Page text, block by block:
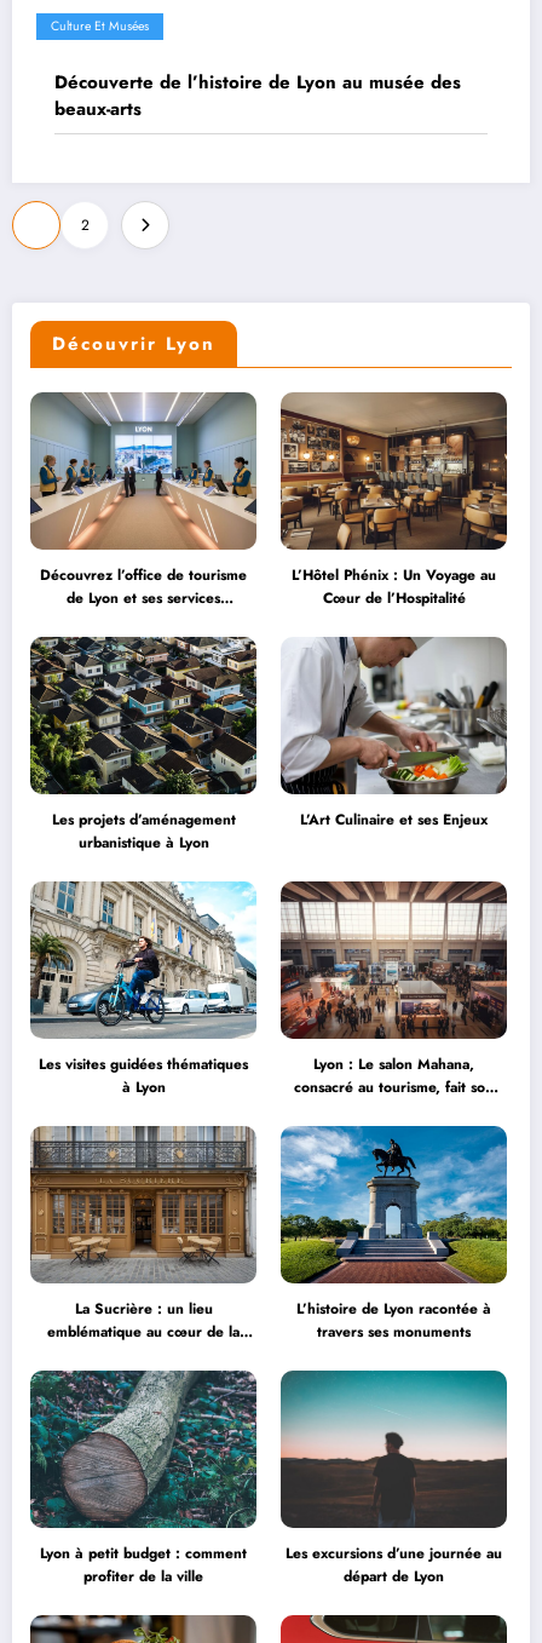
Culture Et Musées
Découverte de l’histoire de Lyon au musée des
beaux-arts
Pagination
des
publications
2
Découvrir Lyon
Découvrez l’office de tourisme
de Lyon et ses services
L’Hôtel Phénix : Un Voyage au
Cœur de l’Hospitalité
Les projets d’aménagement
urbanistique à Lyon
L’Art Culinaire et ses Enjeux
Les visites guidées thématiques
à Lyon
Lyon : Le salon Mahana,
consacré au tourisme, fait son
Garnier
La Sucrière : un lieu
emblématique au cœur de la
L’histoire de Lyon racontée à
travers ses monuments
Lyon à petit budget : comment
profiter de la ville
Les excursions d’une journée au
départ de Lyon